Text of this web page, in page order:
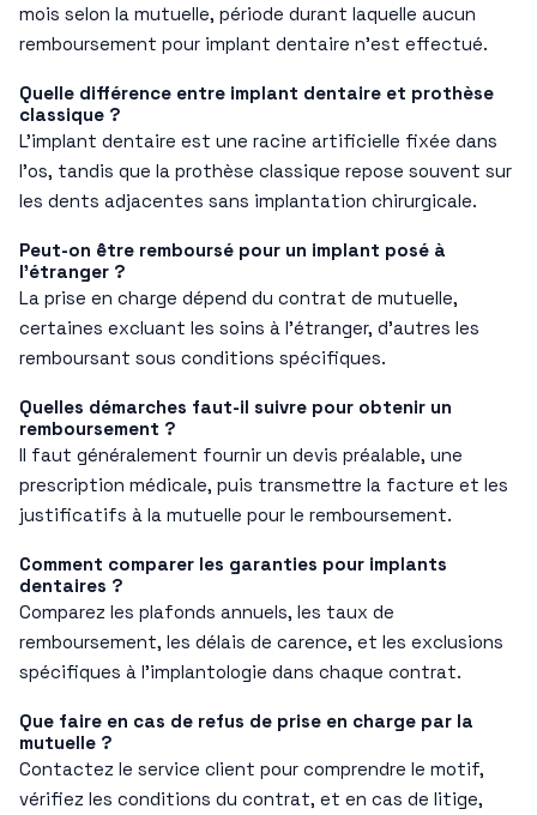
mois selon la mutuelle, période durant laquelle aucun
remboursement pour implant dentaire n’est effectué.
Quelle différence entre implant dentaire et prothèse
classique ?
L’implant dentaire est une racine artificielle fixée dans
l’os, tandis que la prothèse classique repose souvent sur
les dents adjacentes sans implantation chirurgicale.
Peut-on être remboursé pour un implant posé à
l’étranger ?
La prise en charge dépend du contrat de mutuelle,
certaines excluant les soins à l’étranger, d’autres les
remboursant sous conditions spécifiques.
Quelles démarches faut-il suivre pour obtenir un
remboursement ?
Il faut généralement fournir un devis préalable, une
prescription médicale, puis transmettre la facture et les
justificatifs à la mutuelle pour le remboursement.
Comment comparer les garanties pour implants
dentaires ?
Comparez les plafonds annuels, les taux de
remboursement, les délais de carence, et les exclusions
spécifiques à l’implantologie dans chaque contrat.
Que faire en cas de refus de prise en charge par la
mutuelle ?
Contactez le service client pour comprendre le motif,
vérifiez les conditions du contrat, et en cas de litige,